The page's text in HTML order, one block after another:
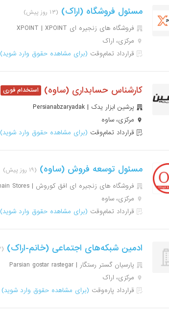
مسئول فروشگاه (اراک) (۱۳ روز پیش)
فروشگاه های زنجیره ای XPOINT | XPOINT
مرکزی، اراک
قرارداد تمام‌وقت (برای مشاهده حقوق وارد شوید)
کارشناس حسابداری (ساوه)
پرشین ابزار یدک | Persianabzaryadak
مرکزی، ساوه
قرارداد تمام‌وقت (برای مشاهده حقوق وارد شوید)
مسئول توسعه فروش (ساوه) (۱۹ روز پیش)
فروشگاه های زنجیره ای افق کوروش | Ofogh Koorosh Chain Stores
مرکزی، ساوه
قرارداد تمام‌وقت (برای مشاهده حقوق وارد شوید)
ادمین شبکه‌های اجتماعی (خانم-اراک) (۲۲ روز پیش)
پارسیان گستر رستگار | Parsian gostar rastegar
مرکزی، اراک
قرارداد پاره‌وقت (برای مشاهده حقوق وارد شوید)